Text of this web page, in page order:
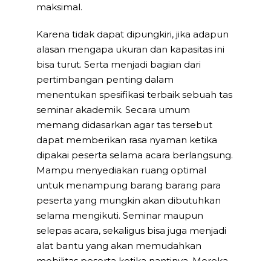
maksimal.
Karena tidak dapat dipungkiri, jika adapun
alasan mengapa ukuran dan kapasitas ini
bisa turut. Serta menjadi bagian dari
pertimbangan penting dalam
menentukan spesifikasi terbaik sebuah tas
seminar akademik. Secara umum
memang didasarkan agar tas tersebut
dapat memberikan rasa nyaman ketika
dipakai peserta selama acara berlangsung.
Mampu menyediakan ruang optimal
untuk menampung barang barang para
peserta yang mungkin akan dibutuhkan
selama mengikuti. Seminar maupun
selepas acara, sekaligus bisa juga menjadi
alat bantu yang akan memudahkan